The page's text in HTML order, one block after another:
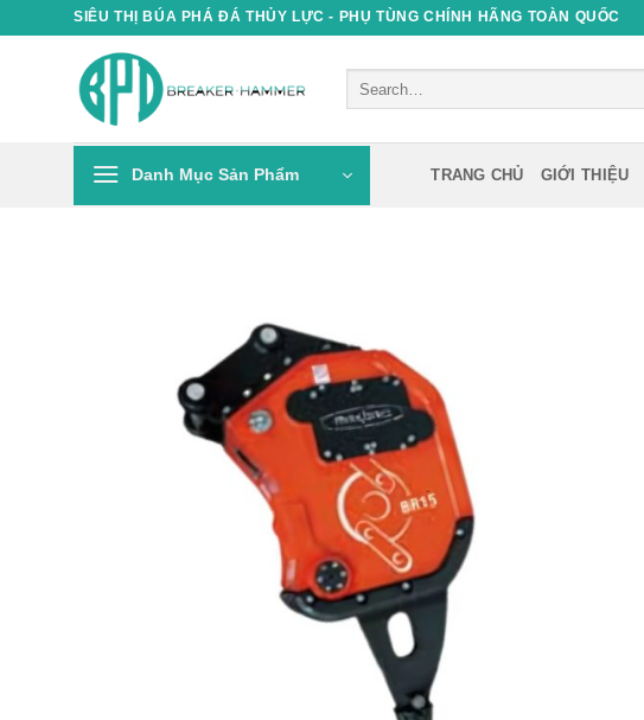
SIÊU THỊ BÚA PHÁ ĐÁ THỦY LỰC - PHỤ TÙNG CHÍNH HÃNG TOÀN QUỐC
Danh Mục Sản Phẩm TRANG CHỦ GIỚI THIỆU